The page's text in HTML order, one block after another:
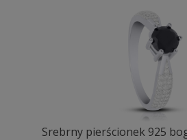
Srebrny pierścionek 925